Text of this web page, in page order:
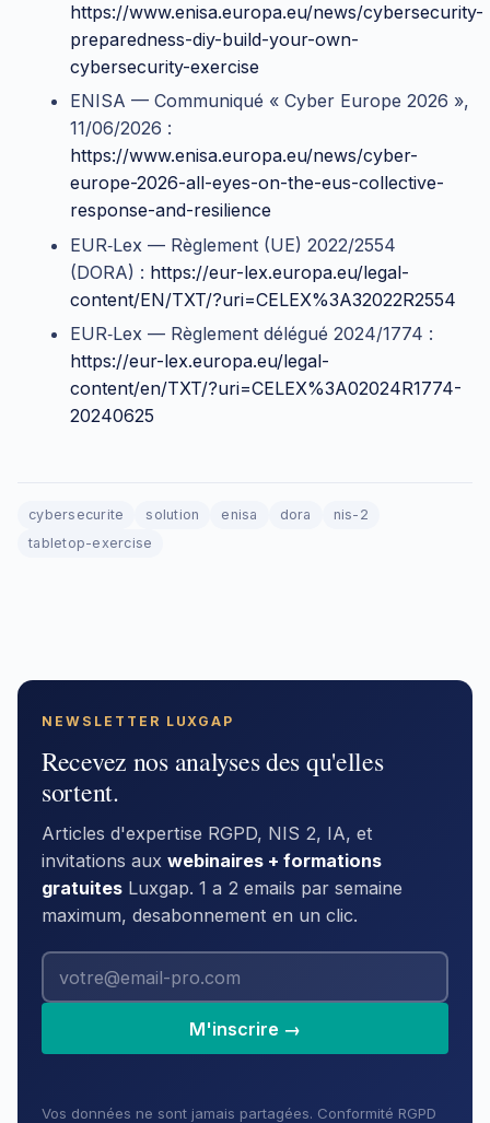
https://www.enisa.europa.eu/news/cybersecurity-
preparedness-diy-build-your-own-
cybersecurity-exercise
ENISA — Communiqué « Cyber Europe 2026 »,
11/06/2026 :
https://www.enisa.europa.eu/news/cyber-
europe-2026-all-eyes-on-the-eus-collective-
response-and-resilience
EUR‑Lex — Règlement (UE) 2022/2554
(DORA) : https://eur-lex.europa.eu/legal-
content/EN/TXT/?uri=CELEX%3A32022R2554
EUR‑Lex — Règlement délégué 2024/1774 :
https://eur-lex.europa.eu/legal-
content/en/TXT/?uri=CELEX%3A02024R1774-
20240625
cybersecurite solution enisa dora
nis-2
tabletop-exercise
NEWSLETTER LUXGAP
Recevez nos analyses des qu'elles
sortent.
Articles d'expertise RGPD, NIS 2, IA, et
invitations aux webinaires + formations
gratuites Luxgap. 1 a 2 emails par semaine
maximum, desabonnement en un clic.
M'inscrire →
Vos données ne sont jamais partagées. Conformité RGPD